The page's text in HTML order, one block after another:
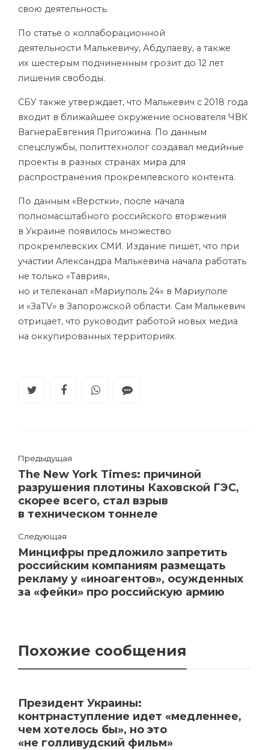
свою деятельность.
По статье о коллаборационной
деятельности Малькевичу, Абдулаеву, а также
их шестерым подчиненным грозит до 12 лет
лишения свободы.
СБУ также утверждает, что Малькевич с 2018 года
входит в ближайшее окружение основателя ЧВК
ВагнераЕвгения Пригожина. По данным
спецслужбы, политтехнолог создавал медийные
проекты в разных странах мира для
распространения прокремлевского контента.
По данным «Верстки», после начала
полномасштабного российского вторжения
в Украине появилось множество
прокремлевских СМИ. Издание пишет, что при
участии Александра Малькевича начала работать
не только «Таврия»,
но и телеканал «Мариуполь 24» в Мариуполе
и «ЗаTV» в Запорожской области. Сам Малькевич
отрицает, что руководит работой новых медиа
на оккупированных территориях.
Предыдущая
The New York Times: ​причиной
разрушения плотины Каховской ГЭС,
скорее всего, стал взрыв
в техническом тоннеле
Следующая
Минцифры предложило запретить
российским компаниям размещать
рекламу у «иноагентов», осужденных
за «фейки» про российскую армию
Похожие сообщения
Президент Украины:
контрнаступление идет «медленнее,
чем хотелось бы», но это
«не голливудский фильм»